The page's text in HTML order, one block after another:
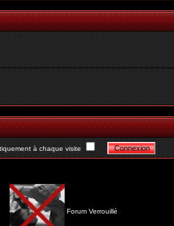
à chaque visite
Forum Verrouillé